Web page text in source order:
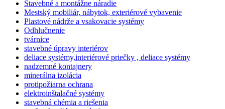
Stavebné a montážne náradie
Mestský mobiliár, nábytok, exteriérové vybavenie
Plastové nádrže a vsakovacie systémy
Odhlučnenie
tvárnice
stavebné úpravy interiérov
deliace systémy,interiérové priečky , deliace systémy
nadzemné kontajnery
minerálna izolácia
protipožiarna ochrana
elektroinštalačné systémy
stavebná chémia a riešenia